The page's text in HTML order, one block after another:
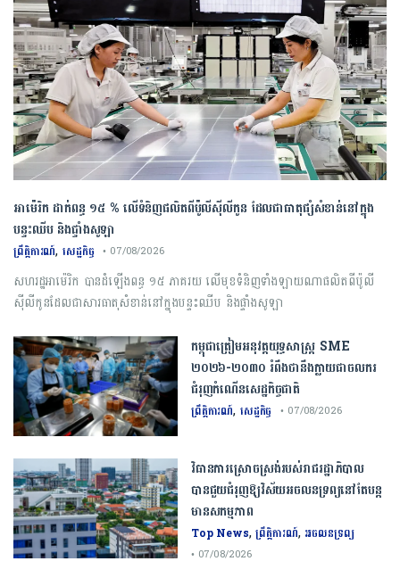
អាម៉េរិក ដាក់ពន្ធ ១៥ % លើទំនិញផលិតពីប៉ូលីស៊ីលីកូន ដែលជាធាតុផ្សំសំខាន់នៅក្នុង
បន្ទះឈីប និងផ្ទាំងសូឡា
ព្រឹត្តិការណ៍, សេដ្ឋកិច្ច • 07/08/2026
សហរដ្ឋអាម៉េរិក បានដំឡើងពន្ធ ១៥ ភាគរយ លើមុខទំនិញទាំងឡាយណាផលិតពីប៉ូលី
ស៊ីលីកូនដែលជាសារធាតុសំខាន់នៅក្នុងបន្ទះឈីប និងផ្ទាំងសូឡា
កម្ពុជា​ត្រៀមអនុវត្ត​យុទ្ធសាស្ត្រ​ ​SME​ ​
២០២៦​-​២០៣០​ រំពឹងថានឹងក្លាយ​ជា​ចលករ​
ជំរុញ​កំណើន​សេដ្ឋកិច្ច​ជាតិ​
ព្រឹត្តិការណ៍, សេដ្ឋកិច្ច • 07/08/2026
វិធានការស្រោចស្រង់របស់រាជរដ្ឋាភិបាល​
បាន​ជួយ​ជំរុញឱ្យវិស័យ​អចលនទ្រព្យនៅតែបន្ត​
មានសកម្មភាព
Top News,ព្រឹត្តិការណ៍, អចលនទ្រព្យ
• 07/08/2026